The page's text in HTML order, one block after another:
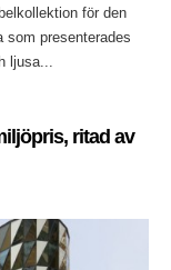
för den
som presenterades
ljusa...
ritad av